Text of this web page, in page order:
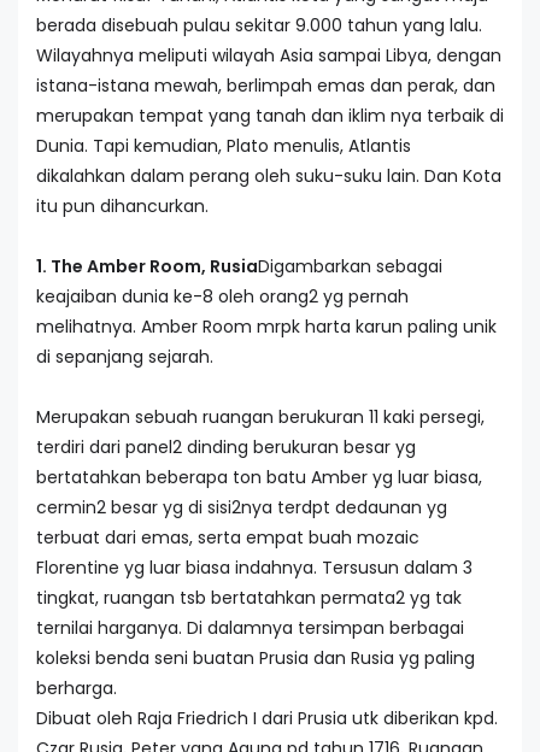
berada disebuah pulau sekitar 9.000 tahun yang lalu.
Wilayahnya meliputi wilayah Asia sampai Libya, dengan
istana-istana mewah, berlimpah emas dan perak, dan
merupakan tempat yang tanah dan iklim nya terbaik di
Dunia. Tapi kemudian, Plato menulis, Atlantis
dikalahkan dalam perang oleh suku-suku lain. Dan Kota
itu pun dihancurkan.
1. The Amber Room, RusiaDigambarkan sebagai
keajaiban dunia ke-8 oleh orang2 yg pernah
melihatnya. Amber Room mrpk harta karun paling unik
di sepanjang sejarah.
Merupakan sebuah ruangan berukuran 11 kaki persegi,
terdiri dari panel2 dinding berukuran besar yg
bertatahkan beberapa ton batu Amber yg luar biasa,
cermin2 besar yg di sisi2nya terdpt dedaunan yg
terbuat dari emas, serta empat buah mozaic
Florentine yg luar biasa indahnya. Tersusun dalam 3
tingkat, ruangan tsb bertatahkan permata2 yg tak
ternilai harganya. Di dalamnya tersimpan berbagai
koleksi benda seni buatan Prusia dan Rusia yg paling
berharga.
Dibuat oleh Raja Friedrich I dari Prusia utk diberikan kpd.